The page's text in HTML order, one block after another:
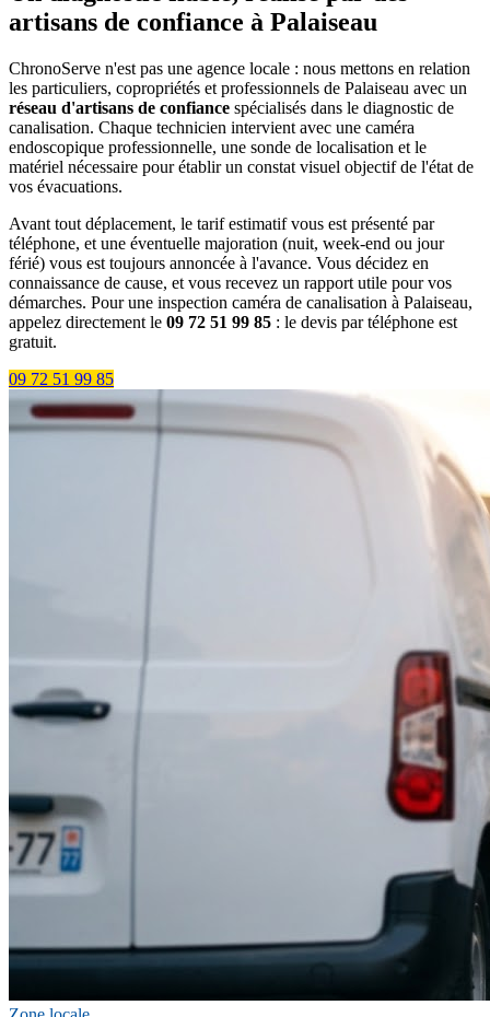
artisans de confiance à Palaiseau
ChronoServe n'est pas une agence locale : nous mettons en relation
les particuliers, copropriétés et professionnels de Palaiseau avec un
réseau d'artisans de confiance spécialisés dans le diagnostic de
canalisation. Chaque technicien intervient avec une caméra
endoscopique professionnelle, une sonde de localisation et le
matériel nécessaire pour établir un constat visuel objectif de l'état de
vos évacuations.
Avant tout déplacement, le tarif estimatif vous est présenté par
téléphone, et une éventuelle majoration (nuit, week-end ou jour
férié) vous est toujours annoncée à l'avance. Vous décidez en
connaissance de cause, et vous recevez un rapport utile pour vos
démarches. Pour une inspection caméra de canalisation à Palaiseau,
appelez directement le 09 72 51 99 85 : le devis par téléphone est
gratuit.
09 72 51 99 85